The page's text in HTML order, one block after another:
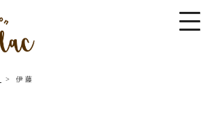
伊藤